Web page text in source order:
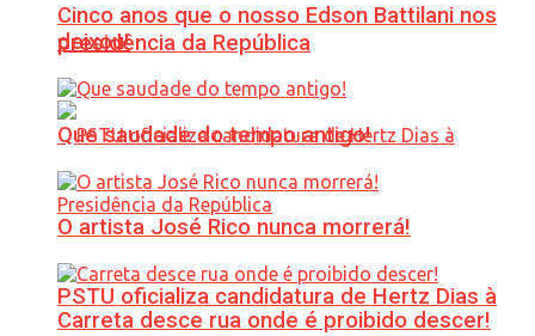
presidência da República
PSTU oficializa candidatura de Hertz Dias à
Cinco anos que o nosso Edson Battilani nos
deixou!
Que saudade do tempo antigo!
O artista José Rico nunca morrerá!
Carreta desce rua onde é proibido descer!